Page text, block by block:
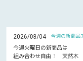
2026/08/04 今週の新商品
今週火曜日の新商品は
組み合わせ自由！ 天然木